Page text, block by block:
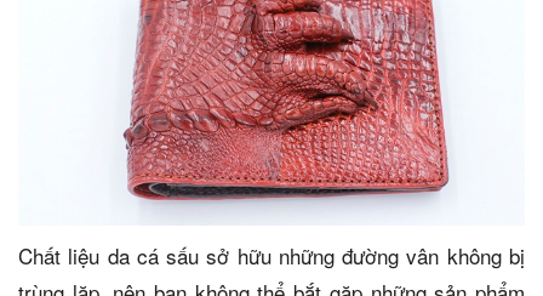
Chất liệu da cá sấu sở hữu những đường vân không bị